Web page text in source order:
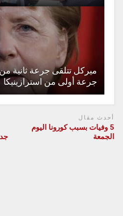
ميركل تتلقى جرعة ثانية من
جرعة أولى من استرازينيكا
أحدث مقال
5 وفيات بسبب كورونا اليوم
الجمعة